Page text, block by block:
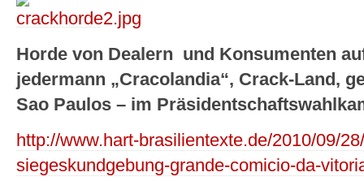
Horde von Dealern und Konsumenten
jedermann „Cracolandia“, Crack-Land,
Sao Paulos – im
http://www.hart-brasilientexte.de/2010/09/
siegeskundgebung-grande-comicio-da-